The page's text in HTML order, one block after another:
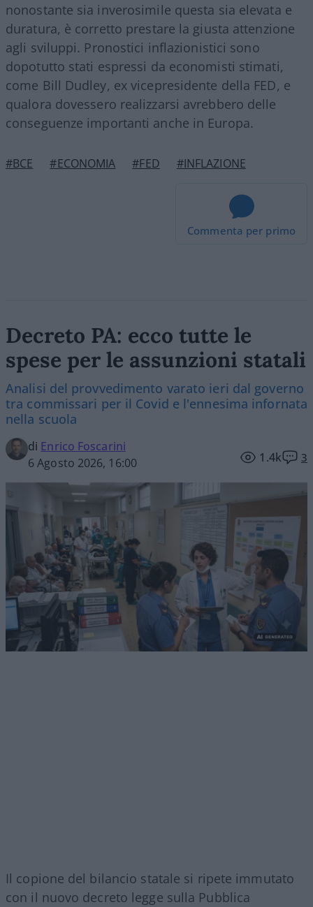
nonostante sia inverosimile questa sia elevata e
duratura, è corretto prestare la giusta attenzione
agli sviluppi. Pronostici inflazionistici sono
dopotutto stati espressi da economisti stimati,
come Bill Dudley, ex vicepresidente della FED, e
qualora dovessero realizzarsi avrebbero delle
conseguenze importanti anche in Europa.
#BCE #ECONOMIA #FED #INFLAZIONE
Commenta per primo
Decreto PA: ecco tutte le
spese per le assunzioni statali
Analisi del provvedimento varato ieri dal governo
tra commissari per il Covid e l'ennesima infornata
nella scuola
di Enrico Foscarini
6 Agosto 2026, 16:00
1.4k 3
Il copione del bilancio statale si ripete immutato
con il nuovo decreto legge sulla Pubblica